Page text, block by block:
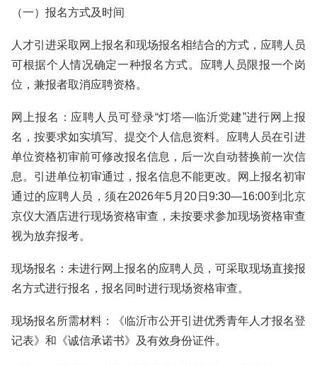
（一）报名方式及时间
人才引进采取网上报名和现场报名相结合的方式，应聘人员
可根据个人情况确定一种报名方式。应聘人员限报一个岗
位，兼报者取消应聘资格。
网上报名：应聘人员可登录“灯塔—临沂党建”进行网上报
名，按要求如实填写、提交个人信息资料。应聘人员在引进
单位资格初审前可修改报名信息，后一次自动替换前一次信
息。引进单位初审通过，报名信息不能更改。网上报名初审
通过的应聘人员，须在2026年5月20日9:30—16:00到北京
京仪大酒店进行现场资格审查，未按要求参加现场资格审查
视为放弃报考。
现场报名：未进行网上报名的应聘人员，可采取现场直接报
名方式进行报名，报名同时进行现场资格审查。
现场报名所需材料：《临沂市公开引进优秀青年人才报名登
记表》和《诚信承诺书》及有效身份证件。